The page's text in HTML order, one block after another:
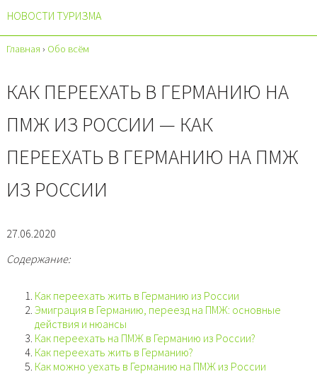
НОВОСТИ ТУРИЗМА
Главная › Обо всём
КАК ПЕРЕЕХАТЬ В ГЕРМАНИЮ НА
ПМЖ ИЗ РОССИИ — КАК
ПЕРЕЕХАТЬ В ГЕРМАНИЮ НА ПМЖ
ИЗ РОССИИ
27.06.2020
Содержание:
Как переехать жить в Германию из России
Эмиграция в Германию, переезд на ПМЖ: основные
действия и нюансы
Как переехать на ПМЖ в Германию из России?
Как переехать жить в Германию?
Как можно уехать в Германию на ПМЖ из России